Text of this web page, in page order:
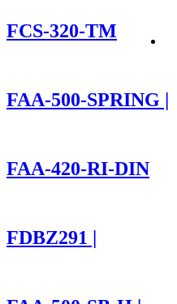
FCS-320-TM
FAA-500-SPRING |
FAA-420-RI-DIN
FDBZ291 |